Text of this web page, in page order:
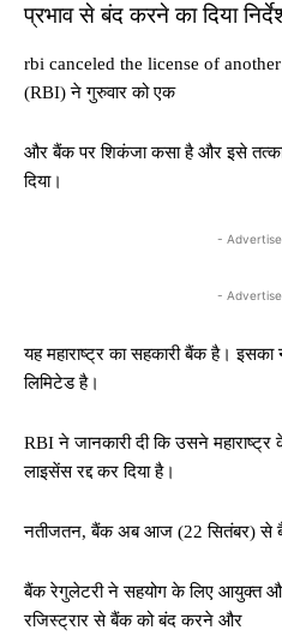
प्रभाव से बंद करने का दिया
rbi canceled the license of another
(RBI) ने गुरुवार को एक
और बैंक पर शिकंजा कसा है और इसे
दिया।
-
-
यह महाराष्ट्र का सहकारी बैंक है। इसका
लिमिटेड है।
RBI ने जानकारी दी कि उसने महाराष्ट्र
लाइसेंस रद्द कर दिया है।
नतीजतन, बैंक अब आज (22 सितंबर) से
बैंक रेगुलेटरी ने सहयोग के लिए आयुक्त और
रजिस्ट्रार से बैंक को बंद करने और